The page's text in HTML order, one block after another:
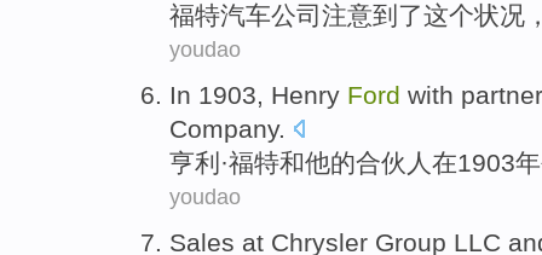
福特汽车公司 注意到了这个状况
youdao
In 1903, Henry Ford with
Company.
亨利·福特和他的合伙人 在1903年
youdao
Sales at Chrysler Group LLC